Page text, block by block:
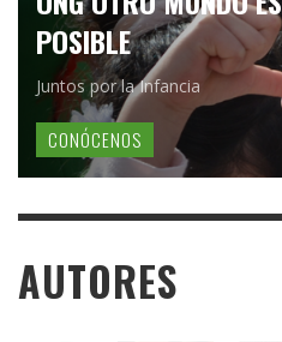
POSIBLE
Juntos por la Infancia
CONÓCENOS
AUTORES